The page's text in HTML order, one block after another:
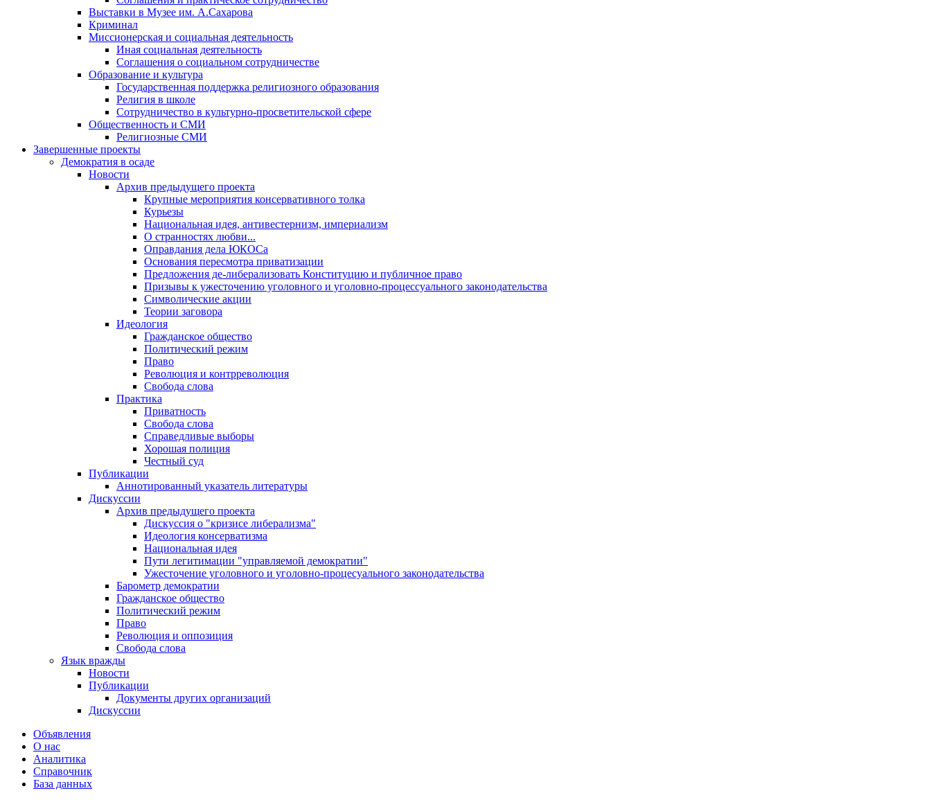
Выставки в Музее им. А.Сахарова
Криминал
Миссионерская и социальная деятельность
Иная социальная деятельность
Соглашения о социальном сотрудничестве
Образование и культура
Государственная поддержка религиозного образования
Религия в школе
Сотрудничество в культурно-просветительской сфере
Общественность и СМИ
Религиозные СМИ
Завершенные проекты
Демократия в осаде
Новости
Архив предыдущего проекта
Крупные мероприятия консервативного толка
Курьезы
Национальная идея, антивестернизм, империализм
О странностях любви...
Оправдания дела ЮКОСа
Основания пересмотра приватизации
Предложения де-либерализовать Конституцию и публичное право
Призывы к ужесточению уголовного и уголовно-процессуального законодательства
Символические акции
Теории заговора
Идеология
Гражданское общество
Политический режим
Право
Революция и контрреволюция
Свобода слова
Практика
Приватность
Свобода слова
Справедливые выборы
Хорошая полиция
Честный суд
Публикации
Аннотированный указатель литературы
Дискуссии
Архив предыдущего проекта
Дискуссия о "кризисе либерализма"
Идеология консерватизма
Национальная идея
Пути легитимации "управляемой демократии"
Ужесточение уголовного и уголовно-процесуального законодательства
Барометр демократии
Гражданское общество
Политический режим
Право
Революция и оппозиция
Свобода слова
Язык вражды
Новости
Публикации
Документы других организаций
Дискуссии
Объявления
О нас
Аналитика
Справочник
База данных